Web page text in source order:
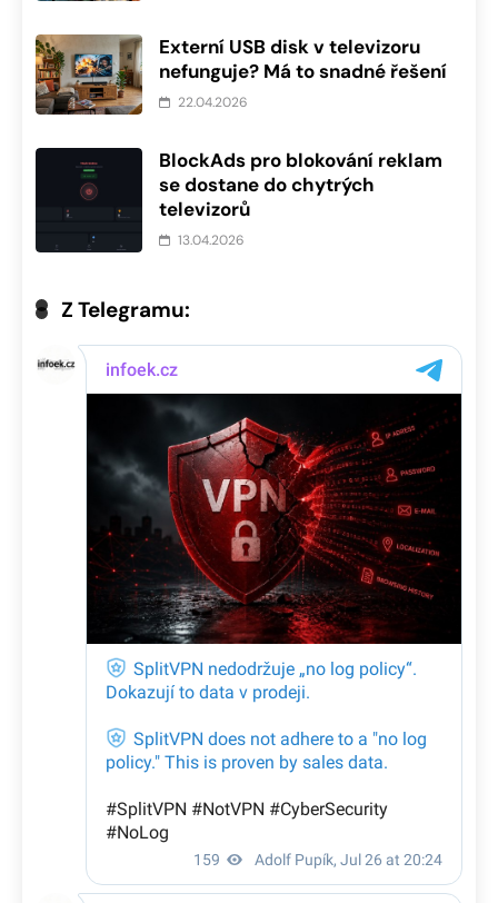
Externí USB disk v televizoru
nefunguje? Má to snadné řešení
22.04.2026
BlockAds pro blokování reklam
se dostane do chytrých
televizorů
13.04.2026
Z Telegramu: